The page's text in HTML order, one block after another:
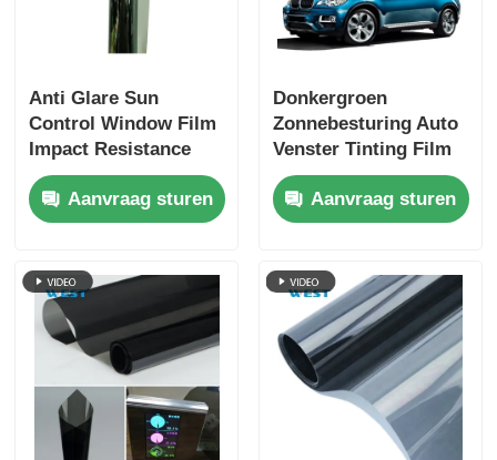
Anti Glare Sun
Control Window Film
Impact Resistance
Huidveiligheid
Interieurbehoud
Aanvraag sturen
Donkergroen
Zonnebesturing Auto
Venster Tinting Film
Zelfklevend Met Ultra
Duidelijk Zicht
Aanvraag sturen